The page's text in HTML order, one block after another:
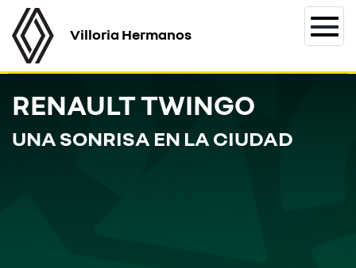
Villoria Hermanos
RENAULT TWINGO
UNA SONRISA EN LA CIUDAD